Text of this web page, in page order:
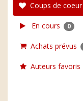
Coups de coeur
En cours 0
Achats prévus
Auteurs favoris